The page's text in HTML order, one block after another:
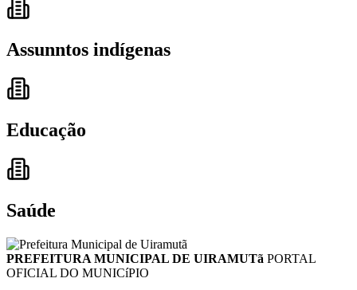
Assunntos indígenas
Educação
Saúde
PREFEITURA MUNICIPAL DE UIRAMUTã PORTAL
OFICIAL DO MUNICíPIO